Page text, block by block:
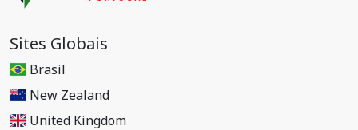
Sites Globais
Brasil
New Zealand
United Kingdom